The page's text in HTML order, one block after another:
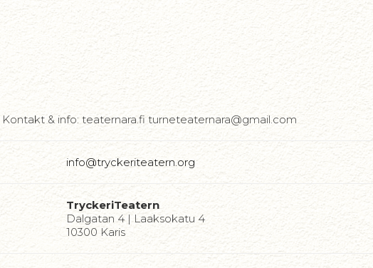
& info: teaternara.fi turneteaternara@gmail.com
info@tryckeriteatern.org
TryckeriTeatern
Dalgatan 4 | Laaksokatu 4
10300 Karis